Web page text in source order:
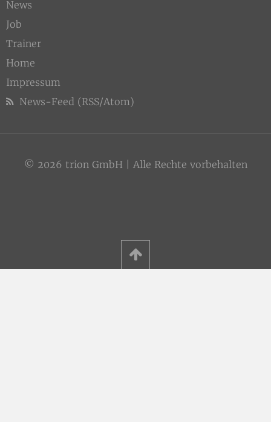
News
Job
Trainer
Home
Impressum
News-Feed (RSS/Atom)
© 2026 trion GmbH | Alle Rechte vorbehalten